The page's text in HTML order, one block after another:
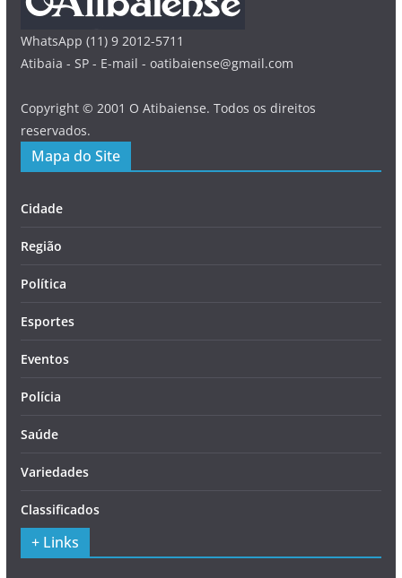
WhatsApp (11) 9 2012-5711
Atibaia - SP - E-mail - oatibaiense@gmail.com
Copyright © 2001 O Atibaiense. Todos os direitos
reservados.
Mapa do Site
Cidade
Região
Política
Esportes
Eventos
Polícia
Saúde
Variedades
Classificados
+ Links